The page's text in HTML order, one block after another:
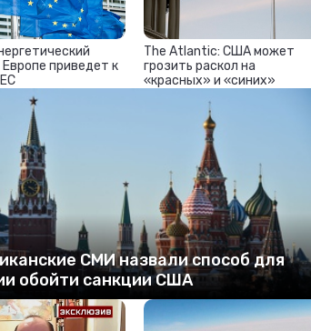
Европе приведет к
The Atlantic: США может
грозить раскол на
«красных» и «синих»
СМИ назвали способ для
обойти санкции США